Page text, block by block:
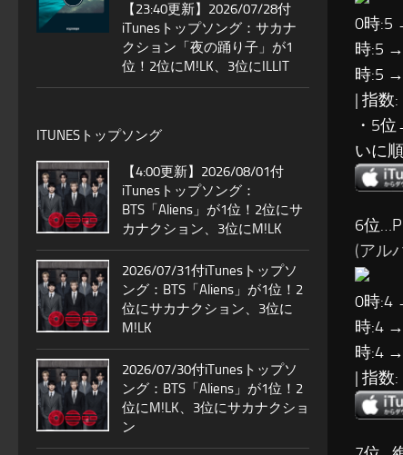
0時:5
時:5
時:5
| 指数:
・5
いに
6位
(アル
0時:4
時:4
時:4
| 指数:
【23:40更新】2026/07/28付
iTunesトップソング：サカナ
クション「夜の踊り子」が1
位！2位にM!LK、3位にILLIT
ITUNESトップソング
【4:00更新】2026/08/01付
iTunesトップソング：
BTS「Aliens」が1位！2位にサ
カナクション、3位にM!LK
2026/07/31付iTunesトップソ
ング：BTS「Aliens」が1位！2
位にサカナクション、3位に
M!LK
2026/07/30付iTunesトップソ
ング：BTS「Aliens」が1位！2
位にM!LK、3位にサカナクショ
ン